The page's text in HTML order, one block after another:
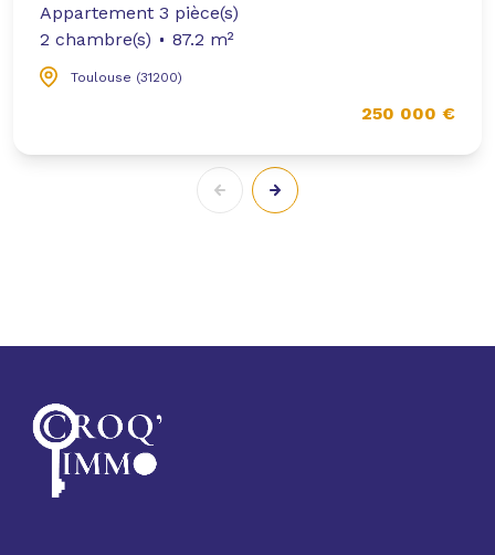
Appartement 3 pièce(s)
2 chambre(s)
87.2 m²
Toulouse (31200)
250 000 €